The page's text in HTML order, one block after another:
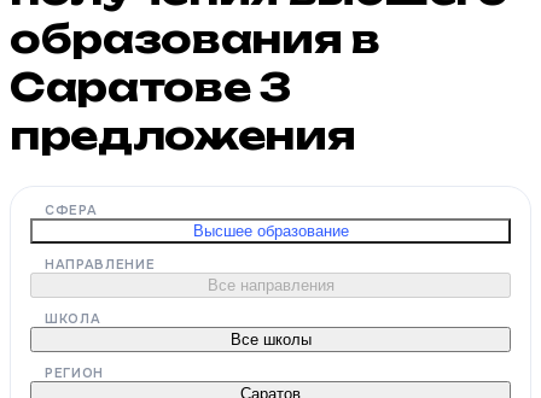
образования в
Саратове3
предложения
СФЕРА
Высшее образование
НАПРАВЛЕНИЕ
Все направления
ШКОЛА
Все школы
РЕГИОН
Саратов